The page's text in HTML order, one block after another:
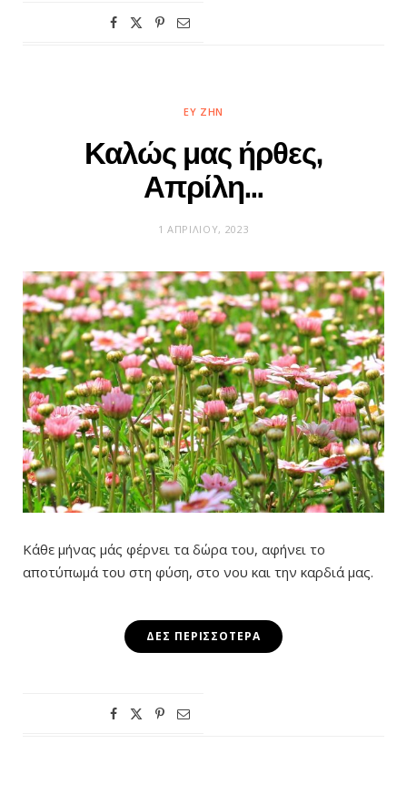
ΕΥ ΖΗΝ
Καλώς μας ήρθες,
Απρίλη…
1 ΑΠΡΙΛΊΟΥ, 2023
Κάθε μήνας μάς φέρνει τα δώρα του, αφήνει το
αποτύπωμά του στη φύση, στο νου και την καρδιά μας.
ΔΕΣ ΠΕΡΙΣΣΌΤΕΡΑ